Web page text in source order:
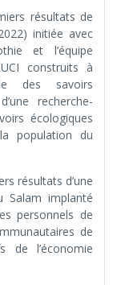
résultats de
initiée avec
et l’équipe
construits à
des savoirs
recherche-
écologiques
population du
résultats d’une
Salam implanté
personnels de
de
de l’économie